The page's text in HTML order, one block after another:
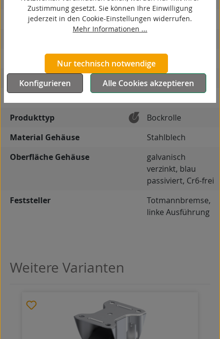
korrosionsbeständig
hitzebeständig
Produkttyp
Bockrolle
Material Gehäuse
Stahlblech
Oberfläche Gehäuse
galvanisch
verzinkt, blau
passiviert, Cr6-frei
Feststeller
Totmannbremse,
linke Ausführung
Produktgalerie überspringen
Weitere Varianten
Zustimmung gesetzt. Sie können Ihre Einwilligung
jederzeit in den Cookie-Einstellungen widerrufen.
Mehr Informationen ...
Nur technisch notwendige
Konfigurieren
Alle Cookies akzeptieren